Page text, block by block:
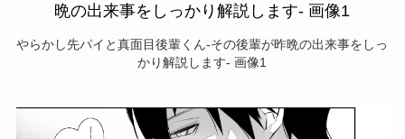
やらかし先パイと真面目後輩くん-その後輩が昨晩の出来事をしっ
かり解説します- 画像1